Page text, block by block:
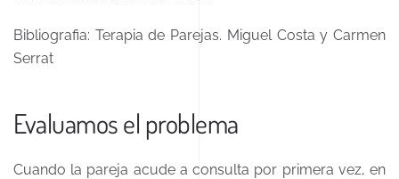
Bibliografia: Terapia de Parejas. Miguel Costa y Carmen
Serrat
Evaluamos el problema
Cuando la pareja acude a consulta por primera vez, en